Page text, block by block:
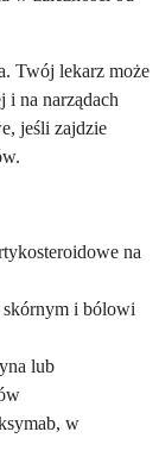
Twój lekarz może
i na narządach
jeśli zajdzie
na
skórnym i bólowi
lub
w